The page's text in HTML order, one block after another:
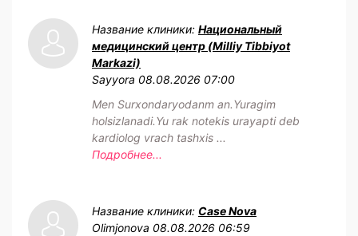
Название клиники: Национальный
медицинский центр (Milliy Tibbiyot
Markazi)
Sayyora 08.08.2026 07:00
Men Surxondaryodanm an.Yuragim
holsizlanadi.Yu rak notekis urayapti deb
kardiolog vrach tashxis ...
Подробнее...
Название клиники: Case Nova
Olimjonova 08.08.2026 06:59